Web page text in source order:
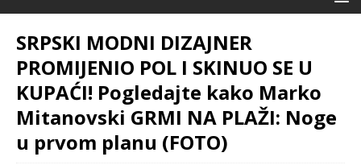
SRPSKI MODNI DIZAJNER
PROMIJENIO POL I SKINUO SE U
KUPAĆI! Pogledajte kako Marko
Mitanovski GRMI NA PLAŽI: Noge
u prvom planu (FOTO)